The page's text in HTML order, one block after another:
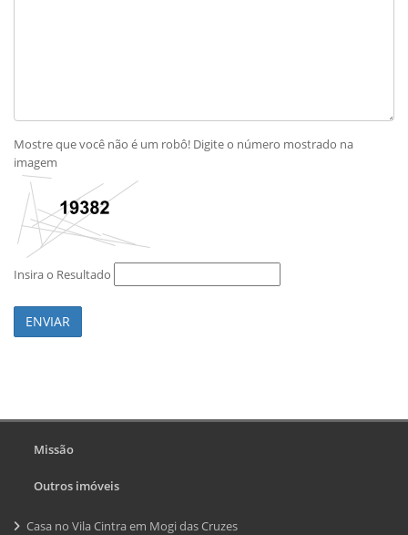
Mostre que você não é um robô! Digite o número mostrado na
imagem
Insira o Resultado
ENVIAR
Missão
Outros imóveis
Casa no Vila Cintra em Mogi das Cruzes